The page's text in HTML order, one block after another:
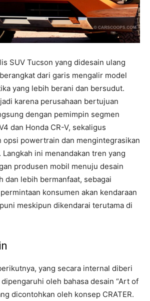
SUV Tucson yang didesain ulang
dari garis mengalir model
yang lebih berani dan bersudut.
karena perusahaan bertujuan
dengan pemimpin segmen
dan Honda CR-V, sekaligus
opsi powertrain dan mengintegrasikan
ini menandakan tren yang
produsen mobil menuju desain
dan lebih bermanfaat, sebagai
konsumen akan kendaraan
meskipun dikendarai terutama di
yang secara internal diberi
dipengaruhi oleh bahasa desain “Art of
dicontohkan oleh konsep CRATER.